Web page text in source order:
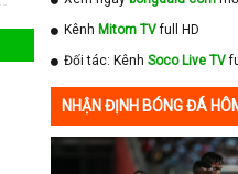
Kênh Mitom TVfull HD
Đối tác: Kênh Soco Live TV
NHẬN ĐỊNH BÓNG ĐÁ